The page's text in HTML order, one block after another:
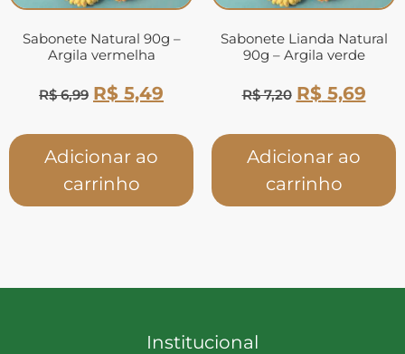
Sabonete Natural 90g –
Argila vermelha
R$6,99 R$ 5,49
Adicionar ao
carrinho
Sabonete Lianda Natural
90g – Argila verde
R$7,20 R$5,69
Adicionar ao
carrinho
Institucional